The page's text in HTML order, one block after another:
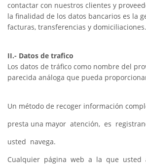
contactar con nuestros clientes y
la finalidad de los datos bancarios es la
facturas, transferencias y domiciliaciones.
II.- Datos de trafico
Los datos de tráfico como nombre del
parecida análoga que pueda
Un método de recoger información
presta una mayor atención, es
usted navega.
Cualquier página web a la que usted